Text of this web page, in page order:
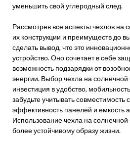
уменьшить свой углеродный след.
Рассмотрев все аспекты чехлов на
их конструкции и преимуществ до
сделать вывод, что это
устройство. Оно сочетает в себе
возможность подзарядки от
энергии. Выбор чехла на солнечной
инвестиция в удобство,
забудьте учитывать совместимость
эффективность панелей и емкость
Использование чехла на солнечной
более устойчивому образу жизни.